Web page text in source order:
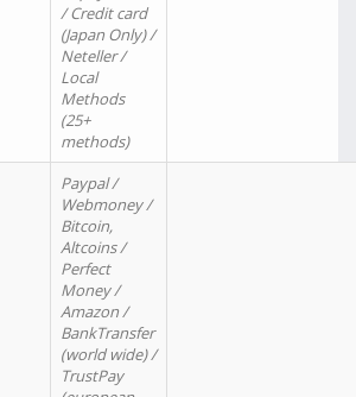
/ Credit card
(Japan Only) /
Neteller /
Local
Methods
(25+
methods)
Paypal /
Webmoney /
Bitcoin,
Altcoins /
Perfect
Money /
Amazon /
BankTransfer
(world wide) /
TrustPay